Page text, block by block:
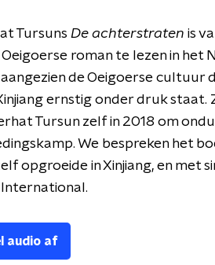
Tursuns De achterstraten is
roman te lezen in het
de Oeigoerse cultuur
ernstig onder druk
Tursun zelf in 2018 om
We bespreken het
opgroeide in Xinjiang, en met
audio af